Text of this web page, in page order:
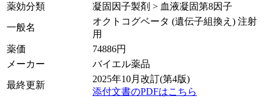
薬効分類
凝固因子製剤 > 血液凝固第8因子
一般名
オクトコグベータ (遺伝子組換え) 注射
用
薬価
74886円
メーカー
バイエル薬品
最終更新
2025年10月改訂(第4版)
添付文書のPDFはこちら